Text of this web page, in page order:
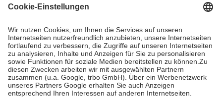
Grundsätzlich leisten Mitglieder Zuzahlungen in Höhe von zehn
höchstens zehn Euro.
Es sind jedoch nie mehr als die
tatsächlichen Kosten der Leistung zu entrichten.
Diese Regeln gelten grundsätzlich auch für Online-Apotheken.
Bei Heilmitteln und häuslicher Krankenpflege beträgt die
Zuzahlung zehn Prozent der Kosten sowie zehn Euro je
Verordnung.
Um das Engagement der Versicherten für ihre eigene Gesundheit
zu stärken und die besondere Stellung der Familie zu unterstützen,